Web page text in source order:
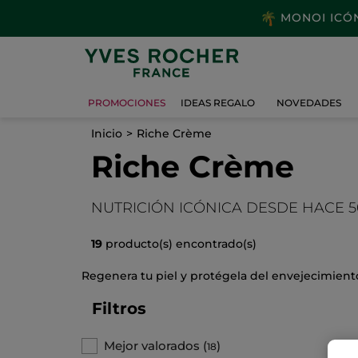
MONOI
PROMOCIONES IDEAS REGALO NOVEDADES
Inicio Riche Crème
Riche Crème
NUTRICIÓN ICÓNICA DESDE HACE
19 producto(s) encontrado(s)
Regenera tu piel y protégela del
Filtros
Mejor valorados (18)